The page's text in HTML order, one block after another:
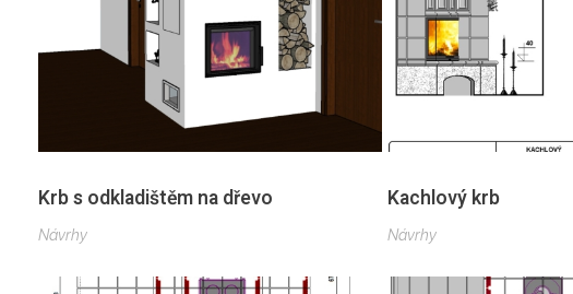
Krb s odkladištěm na dřevo
Návrhy
Kachlový krb
Návrhy